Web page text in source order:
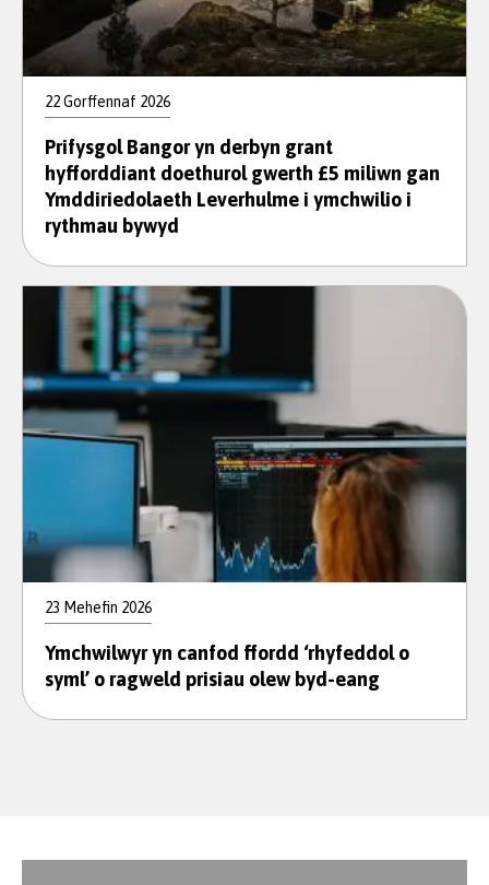
22 Gorffennaf 2026
Prifysgol Bangor yn derbyn grant
hyfforddiant doethurol gwerth £5 miliwn gan
Ymddiriedolaeth Leverhulme i ymchwilio i
rythmau bywyd
23 Mehefin 2026
Ymchwilwyr yn canfod ffordd ‘rhyfeddol o
syml’ o ragweld prisiau olew byd-eang